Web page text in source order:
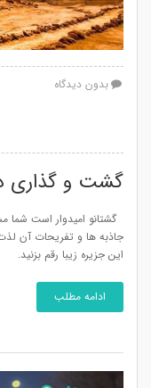
بدون دیدگاه
گشت و گذاری
گشتانو امیدوار است شما
جاذبه ها و تفریحات آن
این جزیره زیبا رقم بزنید.
ادامه مطلب